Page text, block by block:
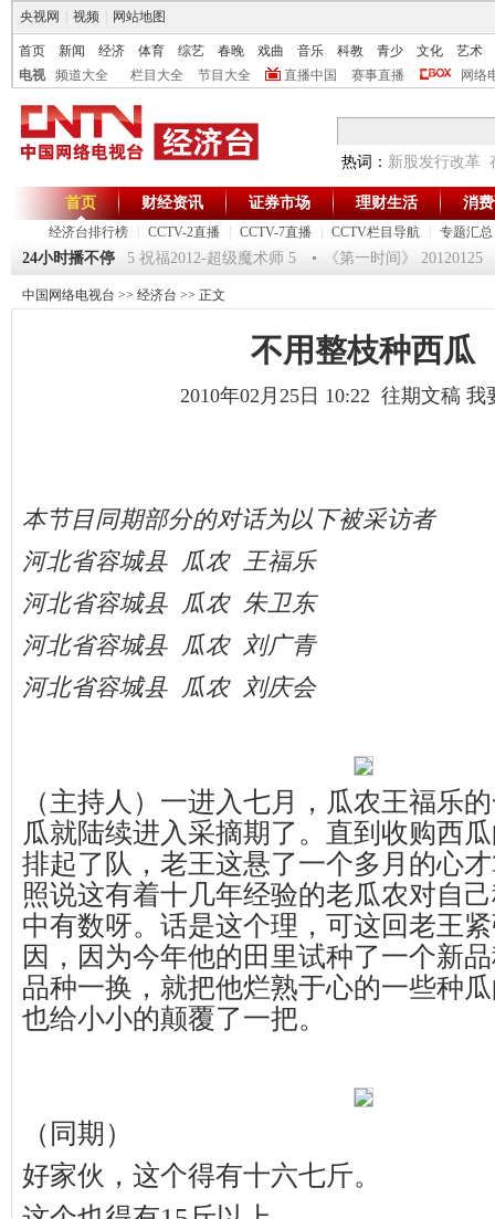
央视网 视频 网站地图
首页 新闻 经济 体育 综艺 春晚 戏曲 音乐 科教 青少 文化
艺术
电视
频道大全 栏目大全 节目大全 直播中国 赛事直播 网络
热词： 新股发行改革
首页
经济台排行榜 CCTV-2直播 CCTV-7直播 CCTV栏目导航 专题汇总
财经资讯 证券市场 理财生活 消
24小时播不停
驿站》20120125 祝福2012-超级魔术师 5 《第一时间》 20120125
中国网络电视台 >> 经济台 >> 正文
不用整枝种西瓜
2010年02月25日 10:22 往期文稿 我
本节目同期部分的对话为以下被采访者
河北省容城县 瓜农 王福乐
河北省容城县 瓜农 朱卫东
河北省容城县 瓜农 刘广青
河北省容城县 瓜农 刘庆会
（主持人）一进入七月，瓜农王福乐
瓜就陆续进入采摘期了。直到收购西
排起了队，老王这悬了一个多月的心
照说这有着十几年经验的老瓜农对自
中有数呀。话是这个理，可这回老王
因，因为今年他的田里试种了一个新
品种一换，就把他烂熟于心的一些种
也给小小的颠覆了一把。
（同期）
好家伙，这个得有十六七斤。